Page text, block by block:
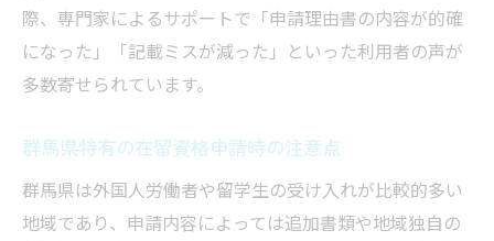
際、専門家によるサポートで「申請理由書の内容が的確
になった」「記載ミスが減った」といった利用者の声が
多数寄せられています。
群馬県特有の在留資格申請時の注意点
群馬県は外国人労働者や留学生の受け入れが比較的多い
地域であり、申請内容によっては追加書類や地域独自の